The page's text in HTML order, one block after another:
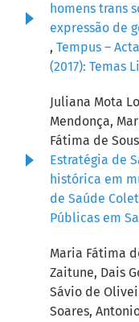
homens trans
expressão de
, Tempus –
(2017): Temas
Juliana Mota
Mendonça,
Fátima de
Estratégia de
histórica em
de Saúde
Públicas em
Maria Fátima
Zaitune, Dais
Sávio de
Soares,